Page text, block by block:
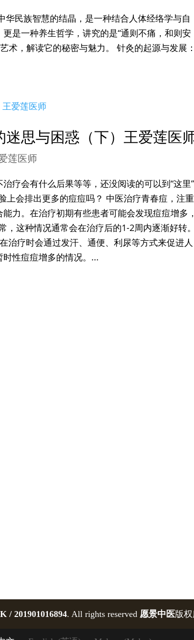
民族智慧的结晶，是一种结合人体经络学与自
是一种养生哲学，讲究的是“通则不痛，和则安
术，解读它的秘密与魅力。 针灸的起源与发展：
迷思与困惑（下）王爱莲医
莲医师
疗会有什么后果等等，还没阅读的可以到“这里”
上会排出更多的痘痘吗？ 中医治疗青春痘，注重
力。在治疗初期有些患者可能会发现痘痘增多，
这种情况通常会在治疗后的1-2周内逐渐好转。
治疗时会通过发汗、通便、利尿等方式来促进人
性痘痘增多的情况。...
/ 201901016894. All rights reserved 愿景中医版